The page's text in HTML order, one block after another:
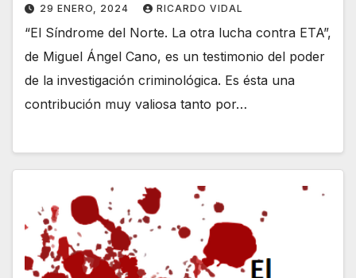
29 ENERO, 2024 RICARDO VIDAL
“El Síndrome del Norte. La otra lucha contra ETA”,
de Miguel Ángel Cano, es un testimonio del poder
de la investigación criminológica. Es ésta una
contribución muy valiosa tanto por…